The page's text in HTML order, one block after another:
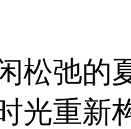
松弛的
光重新